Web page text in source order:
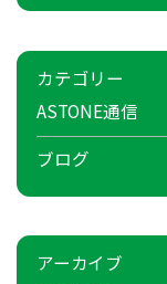
カテゴリー
ASTONE通信
ブログ
アーカイブ